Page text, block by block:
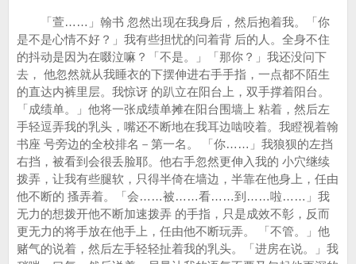
「萱……」翰书 忽然出现在我身后，然后抱着我。「你
是不是心情不好？」我有些担忧的问着背 后的人。全身不住
的抖动是因为在啜泣嘛？「不是。」「那你？」我还没问下
去， 他忽然就从我睡衣的下摆伸进右手手指，一点都不陌生
的直达内裤里层。我惊讶 的趴立在阳台上，双手撑着阳台。
「成绩单。」他将一张成绩单摊在阳台围墙上 粘着，然后左
手轻逗弄我的乳头，嘴还不断地在我耳边啮咬着。我瞪视着翰
书座 号旁边的全校排名－第一名。 「你……」我狼狈的左挡
右挡，被看到会很丢脸耶。他右手忽然更伸入我的 小穴继续
拨弄，让我有些腿软，只得半倚在墙边，半靠在他身上，任由
他不断的 搔弄着。「会……被……看……到……啦……」我
无力的想拨开他不断加速拨弄 的手指，只是成效不彰，反而
更无力的将手放在他手上，任由他不断玩弄。 「不管。」他
赌气的说着，然后左手轻轻扯着我的乳头。「进房在说。」我